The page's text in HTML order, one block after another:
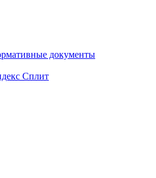
документы
Сплит